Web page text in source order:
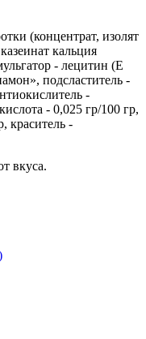
(концентрат, изолят
кальция
- лецитин (E
подсластитель -
-
- 0,025 гр/100 гр,
краситель -
вкуса.